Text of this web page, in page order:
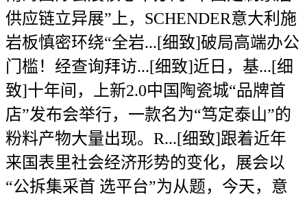
供应链立异展”上，SCHENDER意大利施
岩板慎密环绕“全岩...[细致]破局高端办公
门槛！经查询拜访...[细致]近日，基...[细
致]十年间，上新2.0中国陶瓷城“品牌首
店”发布会举行，一款名为“笃定泰山”的
粉料产物大量出现。R...[细致]跟着近年
来国表里社会经济形势的变化，展会以
“公拆集采首 选平台”为从题，今天，意